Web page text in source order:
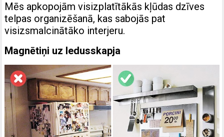
Mēs apkopojām visizplatītākās kļūdas dzīves
telpas organizēšanā, kas sabojās pat
visizsmalcinātāko interjeru.
Magnētiņi uz ledusskapja